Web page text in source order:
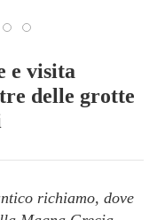
e visita
delle grotte
richiamo, dove